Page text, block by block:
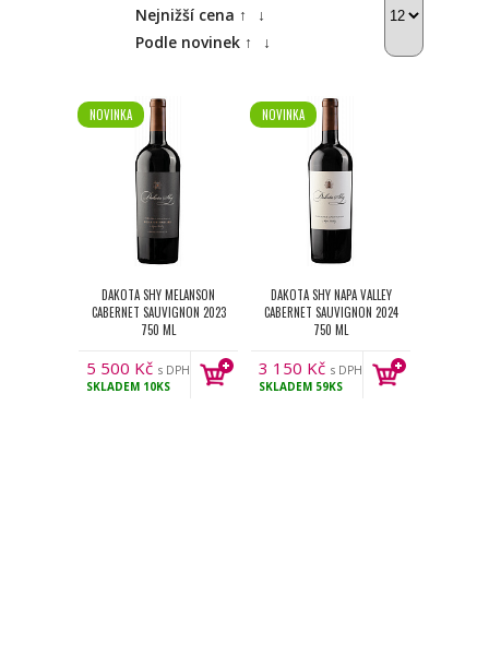
Nejnižší cena ↑
↓
Podle novinek ↑
↓
NOVINKA
DAKOTA SHY MELANSON
CABERNET SAUVIGNON 2023
750 ML
5 500 Kč s DPH
SKLADEM 10KS
NOVINKA
DAKOTA SHY NAPA VALLEY
CABERNET SAUVIGNON 2024
750 ML
3 150 Kč s DPH
SKLADEM 59KS